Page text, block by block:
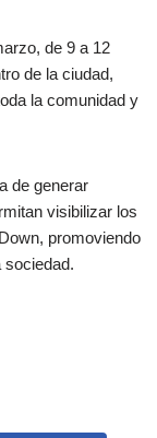
de 9 a 12
de la ciudad,
la comunidad y
de generar
visibilizar los
promoviendo
sociedad.